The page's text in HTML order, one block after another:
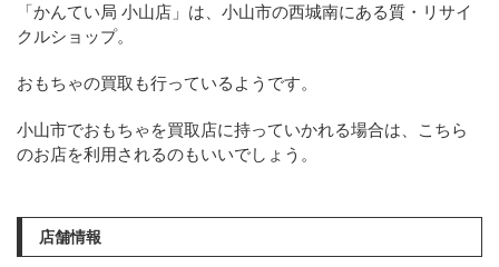
「かんてい局 小山店」は、小山市の西城南にある質・リサイ
クルショップ。
おもちゃの買取も行っているようです。
小山市でおもちゃを買取店に持っていかれる場合は、こちら
のお店を利用されるのもいいでしょう。
店舗情報